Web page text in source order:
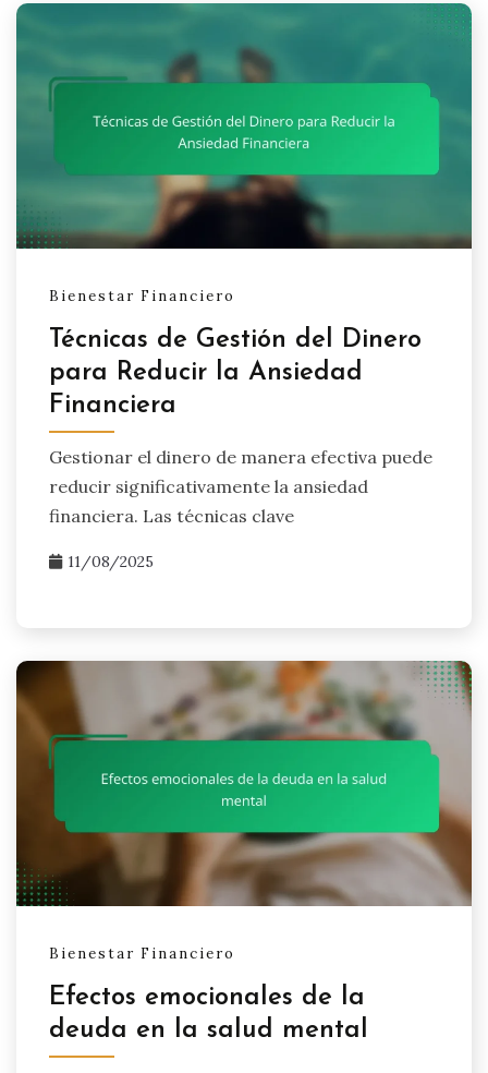
Bienestar Financiero
Técnicas de Gestión del Dinero
para Reducir la Ansiedad
Financiera
Gestionar el dinero de manera efectiva puede
reducir significativamente la ansiedad
financiera. Las técnicas clave
11/08/2025
Bienestar Financiero
Efectos emocionales de la
deuda en la salud mental